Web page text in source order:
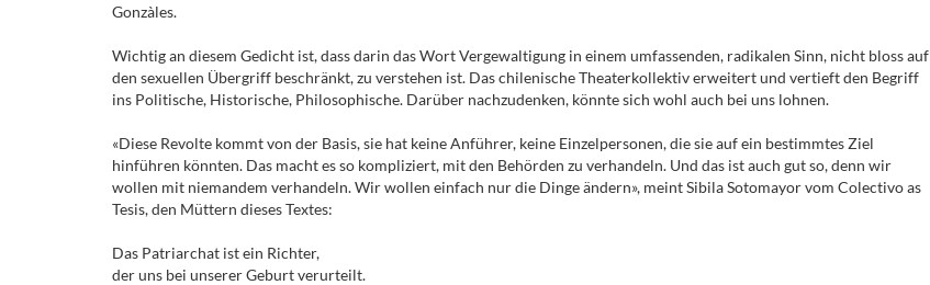
Gonzàles.
Wichtig an diesem Gedicht ist, dass darin das Wort Vergewaltigung in einem umfassenden, radikalen Sinn, nicht bloss auf
den sexuellen Übergriff beschränkt, zu verstehen ist. Das chilenische Theaterkollektiv erweitert und vertieft den Begriff
ins Politische, Historische, Philosophische. Darüber nachzudenken, könnte sich wohl auch bei uns lohnen.
«Diese Revolte kommt von der Basis, sie hat keine Anführer, keine Einzelpersonen, die sie auf ein bestimmtes Ziel
hinführen könnten. Das macht es so kompliziert, mit den Behörden zu verhandeln. Und das ist auch gut so, denn wir
wollen mit niemandem verhandeln. Wir wollen einfach nur die Dinge ändern», meint Sibila Sotomayor vom Colectivo as
Tesis, den Müttern dieses Textes:
Das Patriarchat ist ein Richter,
der uns bei unserer Geburt verurteilt.